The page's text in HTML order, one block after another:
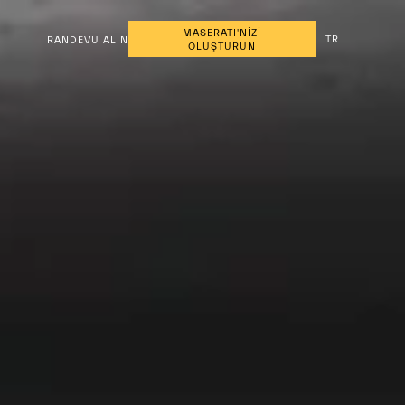
RANDEVU ALIN
MASERATI'NİZİ
OLUŞTURUN
TR